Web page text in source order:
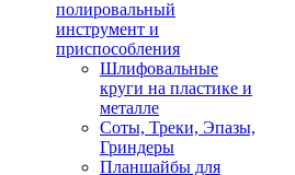
полировальный
инструмент и
приспособления
Шлифовальные
круги на пластике и
металле
Соты, Треки, Эпазы,
Гриндеры
Планшайбы для